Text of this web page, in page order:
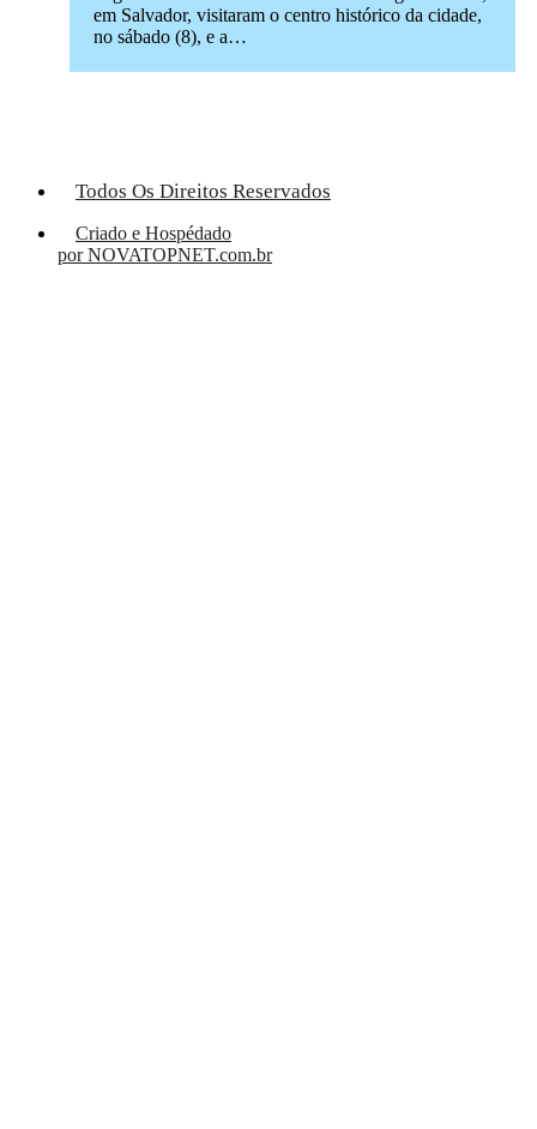
em Salvador, visitaram o centro histórico da cidade,
no sábado (8), e a…
Todos Os Direitos Reservados
Criado e Hospédado
por NOVATOPNET.com.br